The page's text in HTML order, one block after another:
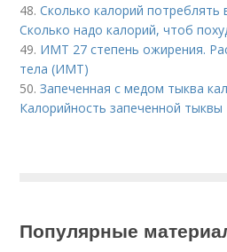
48.Сколько калорий потреблять
Сколько надо калорий, чтоб
49. ИМТ 27 степень ожирения.
тела (ИМТ)
50.Запеченная с медом тыква
Калорийность запеченной тыквы
Популярные